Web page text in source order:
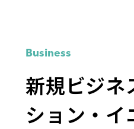
Business
新規ビジネ
ション・